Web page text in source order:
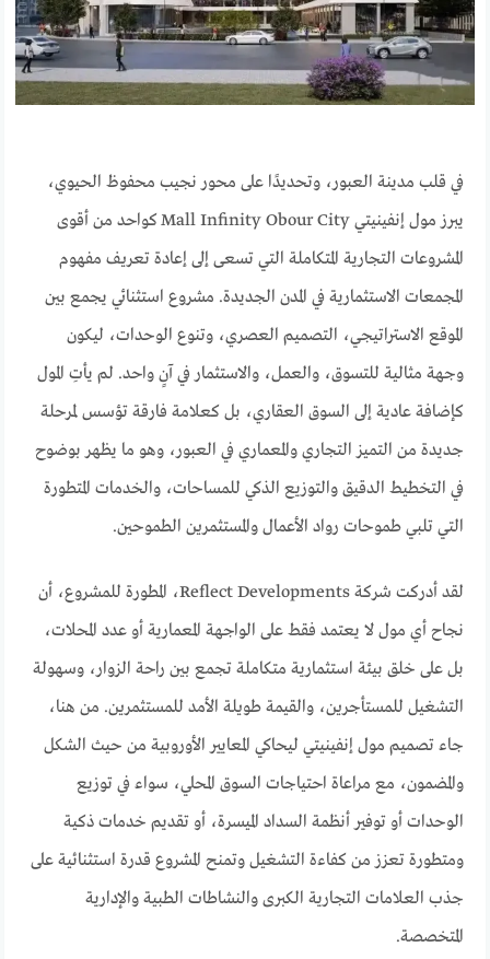
في قلب مدينة العبور، وتحديدًا على محور نجيب محفوظ الحيوي،
يبرز مول إنفينيتي Mall Infinity Obour City كواحد من أقوى
المشروعات التجارية المتكاملة التي تسعى إلى إعادة تعريف مفهوم
المجمعات الاستثمارية في المدن الجديدة. مشروع استثنائي يجمع بين
الموقع الاستراتيجي، التصميم العصري، وتنوع الوحدات، ليكون
وجهة مثالية للتسوق، والعمل، والاستثمار في آنٍ واحد. لم يأتِ المول
كإضافة عادية إلى السوق العقاري، بل كعلامة فارقة تؤسس لمرحلة
جديدة من التميز التجاري والمعماري في العبور، وهو ما يظهر بوضوح
في التخطيط الدقيق والتوزيع الذكي للمساحات، والخدمات المتطورة
التي تلبي طموحات رواد الأعمال والمستثمرين الطموحين.
لقد أدركت شركة Reflect Developments، المطورة للمشروع، أن
نجاح أي مول لا يعتمد فقط على الواجهة المعمارية أو عدد المحلات،
بل على خلق بيئة استثمارية متكاملة تجمع بين راحة الزوار، وسهولة
التشغيل للمستأجرين، والقيمة طويلة الأمد للمستثمرين. من هنا،
جاء تصميم مول إنفينيتي ليحاكي المعايير الأوروبية من حيث الشكل
والمضمون، مع مراعاة احتياجات السوق المحلي، سواء في توزيع
الوحدات أو توفير أنظمة السداد الميسرة، أو تقديم خدمات ذكية
ومتطورة تعزز من كفاءة التشغيل وتمنح المشروع قدرة استثنائية على
جذب العلامات التجارية الكبرى والنشاطات الطبية والإدارية
المتخصصة.